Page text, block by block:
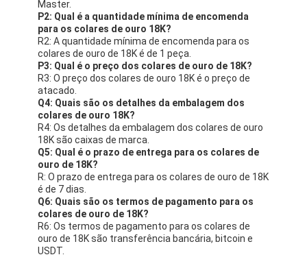
Master.
P2: Qual é a quantidade mínima de encomenda
para os colares de ouro 18K?
R2: A quantidade mínima de encomenda para os
colares de ouro de 18K é de 1 peça.
P3: Qual é o preço dos colares de ouro de 18K?
R3: O preço dos colares de ouro 18K é o preço de
atacado.
Q4: Quais são os detalhes da embalagem dos
colares de ouro 18K?
R4: Os detalhes da embalagem dos colares de ouro
18K são caixas de marca.
Q5: Qual é o prazo de entrega para os colares de
ouro de 18K?
R: O prazo de entrega para os colares de ouro de 18K
é de 7 dias.
Q6: Quais são os termos de pagamento para os
colares de ouro de 18K?
R6: Os termos de pagamento para os colares de
ouro de 18K são transferência bancária, bitcoin e
USDT.